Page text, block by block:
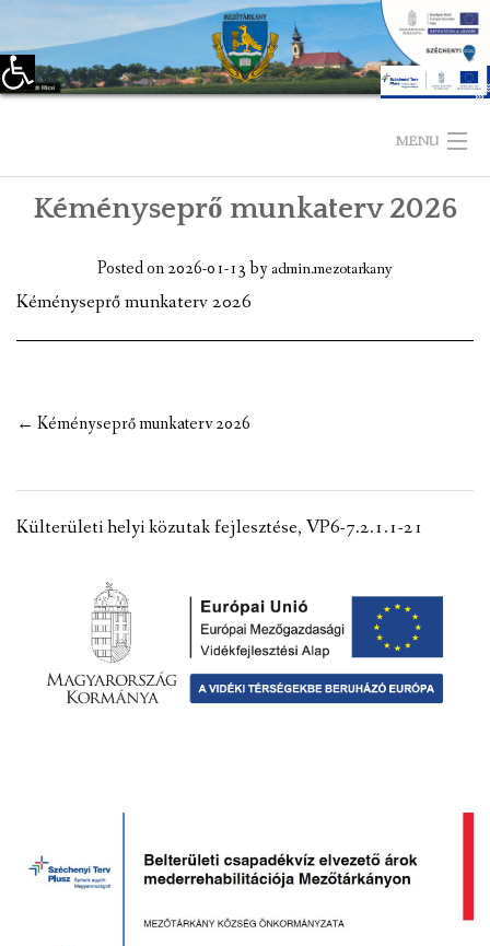
Eszköztár megnyitása
MENU
KEZDŐLAP
TELEPÜLÉSÜNKRŐL
LÁTNIVALÓK
ÖNKORMÁNYZAT
VÁLASZTÁSI INFORMÁCIÓK
TÁRSULÁS
PÁLYÁZATOK
Kéményseprő munkaterv 2026
Posted on2026-01-13byadmin.mezotarkany
Kéményseprő munkaterv 2026
Post
← Kéményseprő munkaterv 2026
Külterületi helyi közutak fejlesztése, VP6-7.2.1.1-21